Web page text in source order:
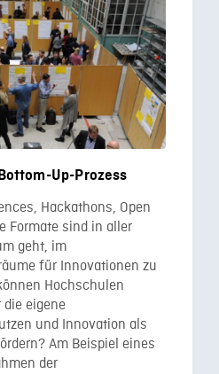
Up-Prozess
Hackathons, Open
Formate sind in aller
geht, im
für Innovationen zu
Hochschulen
die eigene
und Innovation als
Am Beispiel eines
der